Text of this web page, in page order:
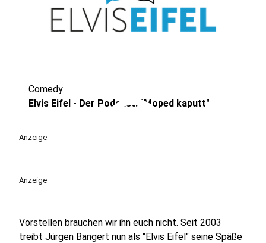
play_circle
Comedy
Elvis Eifel - Der Podcast: "Moped kaputt"
Anzeige
Anzeige
Vorstellen brauchen wir ihn euch nicht. Seit 2003
treibt Jürgen Bangert nun als "Elvis Eifel" seine Späße